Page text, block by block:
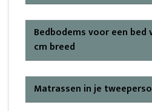
Bedbodems voor een bed
cm breed
Matrassen in je